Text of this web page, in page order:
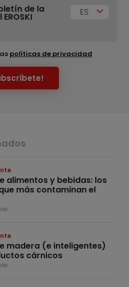
de la
ES
políticas de privacidad
alimentos y bebidas: los
más contaminan el
madera (e inteligentes)
cárnicos